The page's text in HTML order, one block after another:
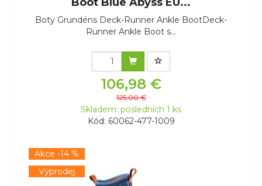
Boty Grundéns Deck-Runner Ankle BootDeck-
Runner Ankle Boot s...
106,98 €
125,00 €
Skladem: posledních 1 ks
Kód: 60062-477-1009
Akce -14 %
Výprodej